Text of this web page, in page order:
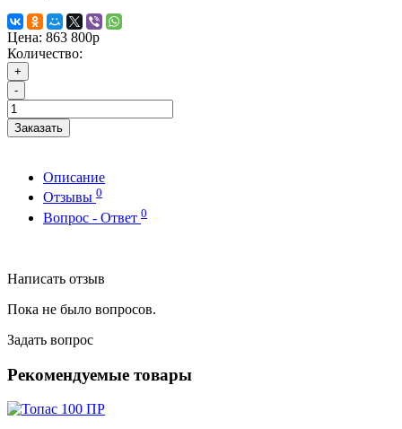
Цена: 863 800р
Количество:
+
-
Заказать
Описание
Отзывы 0
Вопрос - Ответ 0
Написать отзыв
Пока не было вопросов.
Задать вопрос
Рекомендуемые товары